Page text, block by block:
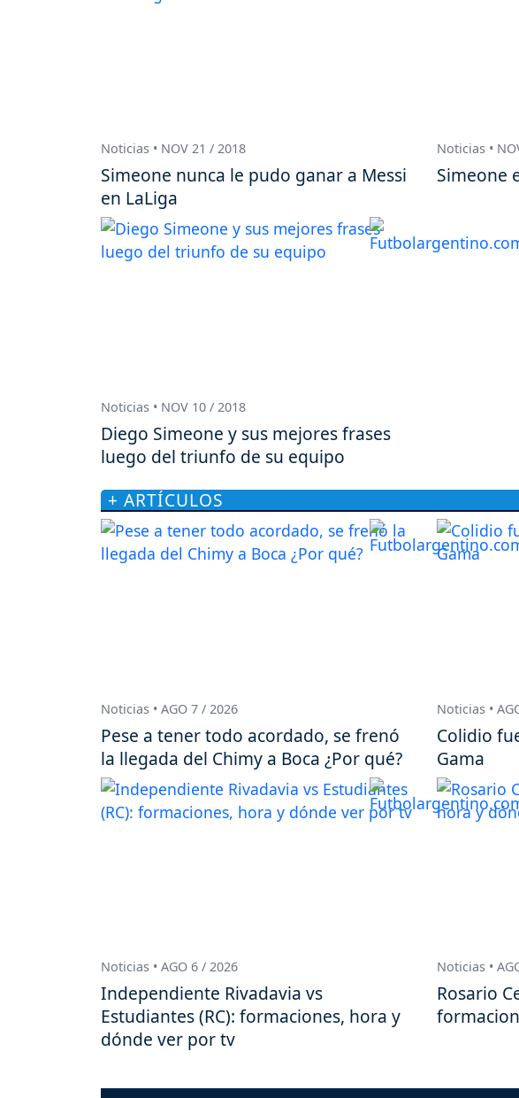
Noticias • NOV 21 / 2018
Simeone nunca le pudo ganar a Messi
en LaLiga
Noticias •
Simeone
Noticias • NOV 10 / 2018
Diego Simeone y sus mejores frases
luego del triunfo de su equipo
+ ARTÍCULOS
Noticias • AGO 7 / 2026
Pese a tener todo acordado, se frenó
la llegada del Chimy a Boca ¿Por qué?
Noticias •
Colidio
Gama
Noticias • AGO 6 / 2026
Independiente Rivadavia vs
Estudiantes (RC): formaciones, hora y
dónde ver por tv
Noticias •
Rosario